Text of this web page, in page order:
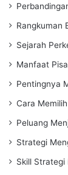
Rangkuman
Sejarah
Manfaat
Pentingnya
Cara
Peluang
Strategi
Skill Strategi